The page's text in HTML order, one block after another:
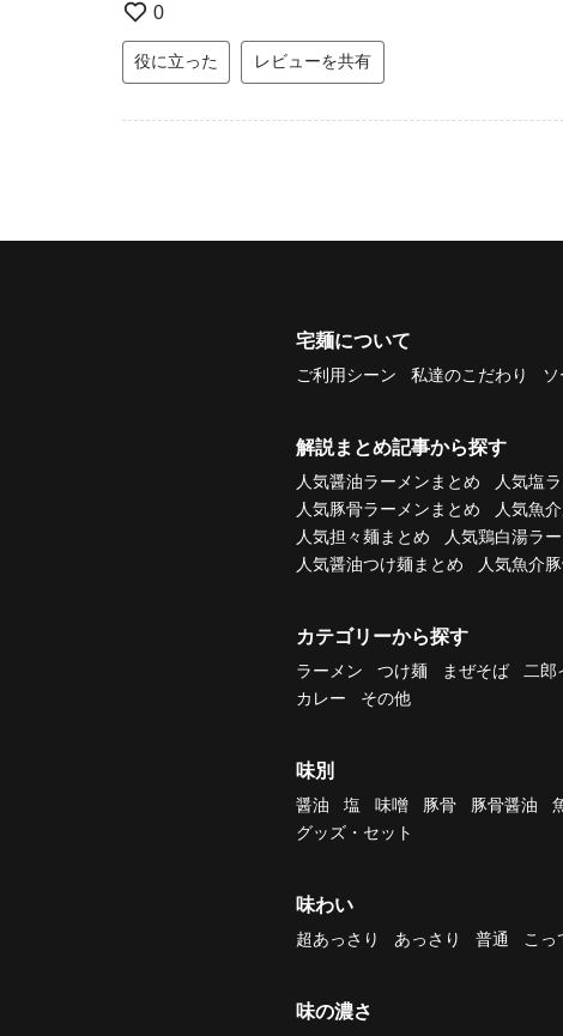
0
役に立った レビューを共有
宅麺について
ご利用シーン 私達のこだわり
解説まとめ記事から探す
人気醤油ラーメンまとめ 人気塩
人気豚骨ラーメンまとめ
人気魚
人気担々麺まとめ
人気鶏白湯ラ
人気醤油つけ麺まとめ
人気魚介
カテゴリーから探す
ラーメン つけ麺 まぜそば 二郎
カレー
その他
味別
醤油 塩 味噌 豚骨 豚骨醤油
グッズ・セット
味わい
超あっさり あっさり 普通 こっ
味の濃さ